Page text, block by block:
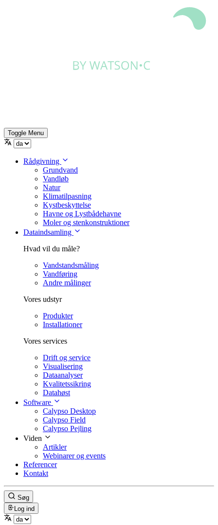
Toggle Menu
Rådgivning
Grundvand
Vandløb
Natur
Klimatilpasning
Kystbeskyttelse
Havne og Lystbådehavne
Moler og stenkonstruktioner
Dataindsamling
Hvad vil du måle?
Vandstandsmåling
Vandføring
Andre målinger
Vores udstyr
Produkter
Installationer
Vores services
Drift og service
Visualisering
Dataanalyser
Kvalitetssikring
Datahøst
Software
Calypso Desktop
Calypso Field
Calypso Pejling
Viden
Artikler
Webinarer og events
Referencer
Kontakt
Søg
Log ind